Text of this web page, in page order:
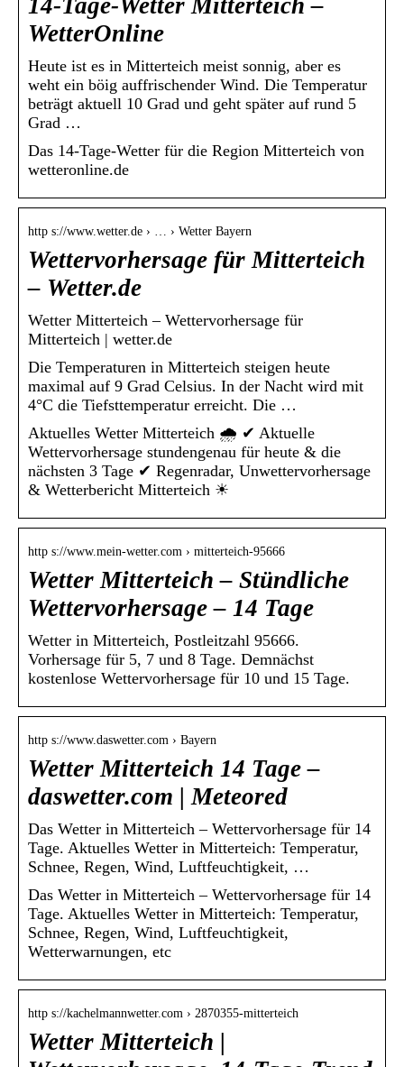
14-Tage-Wetter Mitterteich –
WetterOnline
Heute ist es in Mitterteich meist sonnig, aber es
weht ein böig auffrischender Wind. Die Temperatur
beträgt aktuell 10 Grad und geht später auf rund 5
Grad …
Das 14-Tage-Wetter für die Region Mitterteich von
wetteronline.de
http s://www.wetter.de › … › Wetter Bayern
Wettervorhersage für Mitterteich
– Wetter.de
Wetter Mitterteich – Wettervorhersage für
Mitterteich | wetter.de
Die Temperaturen in Mitterteich steigen heute
maximal auf 9 Grad Celsius. In der Nacht wird mit
4°C die Tiefsttemperatur erreicht. Die …
Aktuelles Wetter Mitterteich 🌧️ ✔ Aktuelle
Wettervorhersage stundengenau für heute & die
nächsten 3 Tage ✔ Regenradar, Unwettervorhersage
& Wetterbericht Mitterteich ☀
http s://www.mein-wetter.com › mitterteich-95666
Wetter Mitterteich – Stündliche
Wettervorhersage – 14 Tage
Wetter in Mitterteich, Postleitzahl 95666.
Vorhersage für 5, 7 und 8 Tage. Demnächst
kostenlose Wettervorhersage für 10 und 15 Tage.
http s://www.daswetter.com › Bayern
Wetter Mitterteich 14 Tage –
daswetter.com | Meteored
Das Wetter in Mitterteich – Wettervorhersage für 14
Tage. Aktuelles Wetter in Mitterteich: Temperatur,
Schnee, Regen, Wind, Luftfeuchtigkeit, …
Das Wetter in Mitterteich – Wettervorhersage für 14
Tage. Aktuelles Wetter in Mitterteich: Temperatur,
Schnee, Regen, Wind, Luftfeuchtigkeit,
Wetterwarnungen, etc
http s://kachelmannwetter.com › 2870355-mitterteich
Wetter Mitterteich |